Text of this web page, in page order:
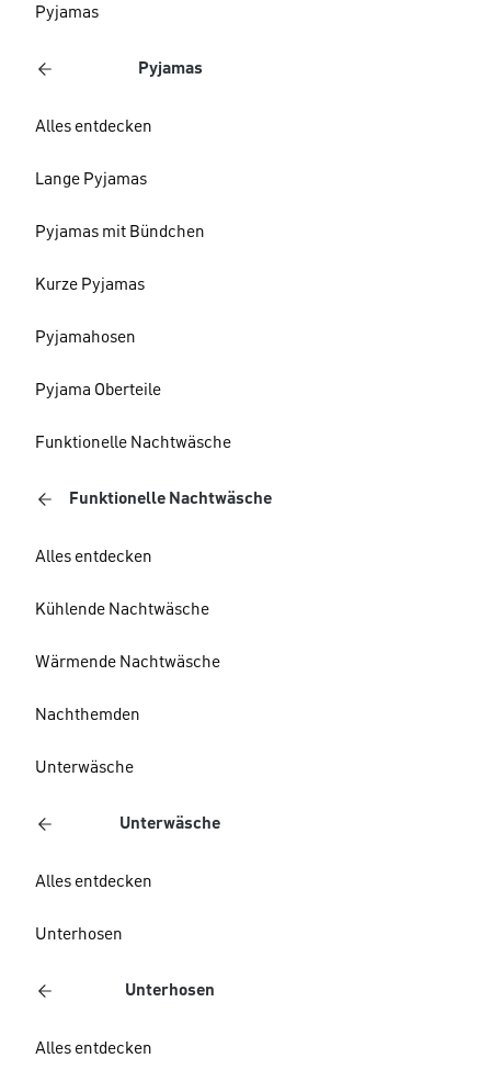
Pyjamas
Pyjamas
Alles entdecken
Lange Pyjamas
Pyjamas mit Bündchen
Kurze Pyjamas
Pyjamahosen
Pyjama Oberteile
Funktionelle Nachtwäsche
Funktionelle Nachtwäsche
Alles entdecken
Kühlende Nachtwäsche
Wärmende Nachtwäsche
Nachthemden
Unterwäsche
Unterwäsche
Alles entdecken
Unterhosen
Unterhosen
Alles entdecken